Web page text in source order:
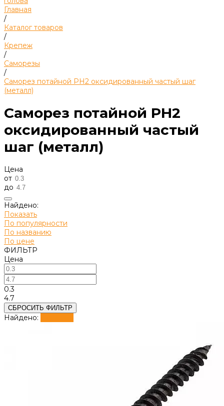
Главная
/
Каталог товаров
/
Крепеж
/
Саморезы
/
Саморез потайной PH2 оксидированный частый шаг
(металл)
Саморез потайной PH2
оксидированный частый
шаг (металл)
Цена
от
до
Найдено:
Показать
По популярности
По названию
По цене
ФИЛЬТР
Цена
0.3
4.7
СБРОСИТЬ ФИЛЬТР
Найдено: